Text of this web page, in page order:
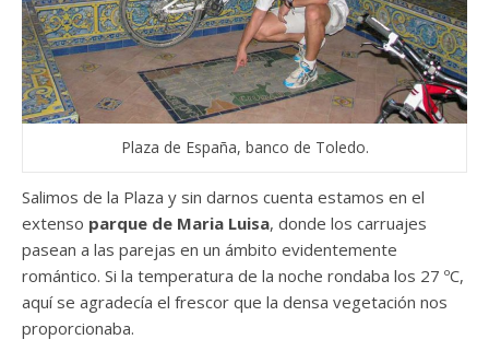
Plaza de España, banco de Toledo.
Salimos de la Plaza y sin darnos cuenta estamos en el
extenso parque de Maria Luisa, donde los carruajes
pasean a las parejas en un ámbito evidentemente
romántico. Si la temperatura de la noche rondaba los 27 ºC,
aquí se agradecía el frescor que la densa vegetación nos
proporcionaba.